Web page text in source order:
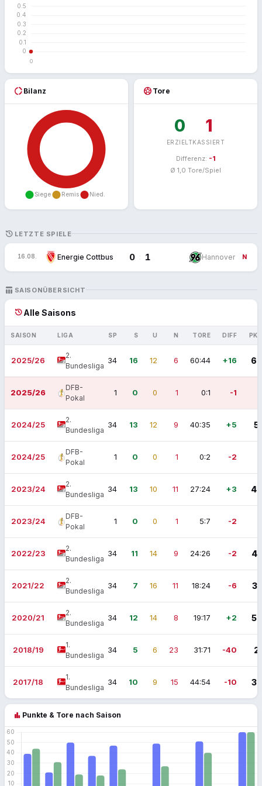
donut_large Bilanz sports_soccer Tore
0
ERZIELT
1
KASSIERT
Differenz: -1
Ø 1,0 Tore/Spiel
HISTORY LETZTE SPIELE
16.08. Energie Cottbus 0 : 1 Hannover N
TABLE_CHART SAISONÜBERSICHT
historyAlle Saisons
SAISON LIGA SP S U N TORE DIFF PKT
2025/26
2.
Bundesliga
34 16 12 6 60:44 +16 60
2025/26
DFB-
Pokal
1 0 0 1 0:1 -1
2024/25
2.
Bundesliga
34 13 12 9 40:35 +5 51
2024/25
DFB-
Pokal
1 0 0 1 0:2 -2
2023/24
2.
Bundesliga
34 13 10 11 27:24 +3 49
2023/24
DFB-
Pokal
1 0 0 1 5:7 -2
2022/23
2.
Bundesliga
34 11 14 9 24:26 -2 47
2021/22
2.
Bundesliga
34 7 16 11 18:24 -6 37
2020/21
2.
Bundesliga
34 12 14 8 19:17 +2 50
2018/19
1.
Bundesliga
34 5 6 23 31:71 -40 21
2017/18
1.
Bundesliga
34 10 9 15 44:54 -10 39
bar_chart Punkte & Tore nach Saison